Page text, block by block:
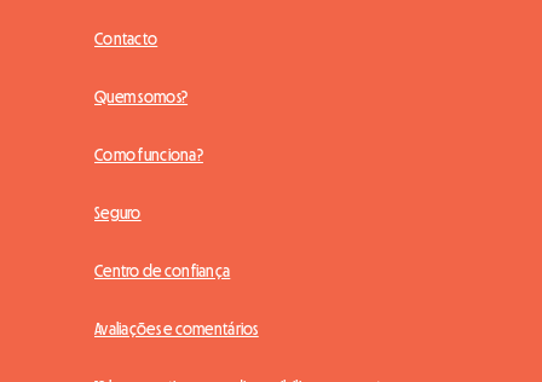
Contacto
Quem somos?
Como funciona?
Seguro
Centro de confiança
Avaliações e comentários